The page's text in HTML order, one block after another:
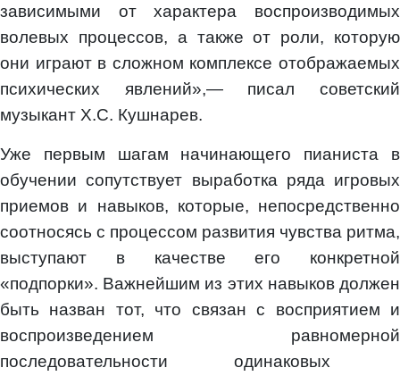
зависимыми от характера воспроизводимых
волевых процессов, а также от роли, которую
они играют в сложном комплексе отображаемых
психических явлений»,— писал советский
музыкант X.С. Кушнарев.
Уже первым шагам начинающего пианиста в
обучении сопутствует выработка ряда игровых
приемов и навыков, которые, непосредственно
соотносясь с процессом развития чувства ритма,
выступают в качестве его конкретной
«подпорки». Важнейшим из этих навыков должен
быть назван тот, что связан с восприятием и
воспроизведением равномерной
последовательности одинаковых